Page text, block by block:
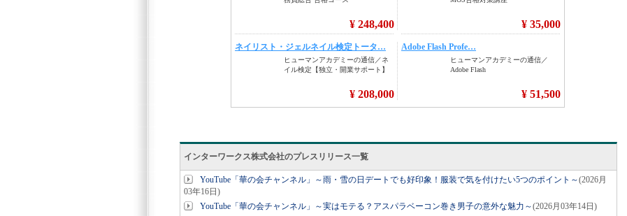
インターワークス株式会社のプレスリリース一覧
YouTube「華の会チャンネル」～雨・雪の日デートでも好印象！服装で気を付けたい5つのポイント～(2026月
03年16日)
YouTube「華の会チャンネル」～実はモテる？アスパラベーコン巻き男子の意外な魅力～(2026月03年14日)